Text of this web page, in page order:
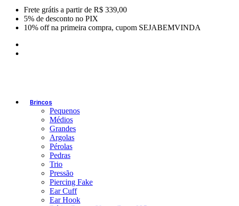
Frete grátis a partir de R$ 339,00
5% de desconto no PIX
10% off na primeira compra, cupom SEJABEMVINDA
Brincos
Pequenos
Médios
Grandes
Argolas
Pérolas
Pedras
Trio
Pressão
Piercing Fake
Ear Cuff
Ear Hook